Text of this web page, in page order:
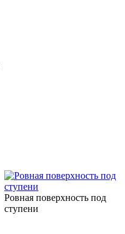
Ровная поверхность под
ступени